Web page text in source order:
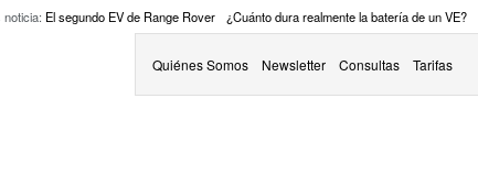
noticia: El segundo EV de Range Rover ¿Cuánto dura realmente la batería de un VE?
Quiénes Somos Newsletter Consultas Tarifas